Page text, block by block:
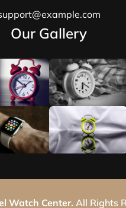
Our Gallery
Watch Center. All Rights